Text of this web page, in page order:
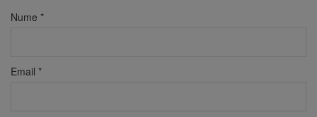
Nume *
Email *